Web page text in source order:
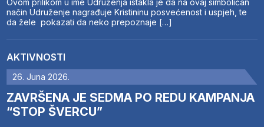
Ovom prilikom u ime Udruženja istakla je da na ovaj simboličan
način Udruženje nagrađuje Kristininu posvećenost i uspjeh, te
da žele pokazati da neko prepoznaje […]
AKTIVNOSTI
26. Juna 2026.
ZAVRŠENA JE SEDMA PO REDU KAMPANJA
“STOP ŠVERCU”